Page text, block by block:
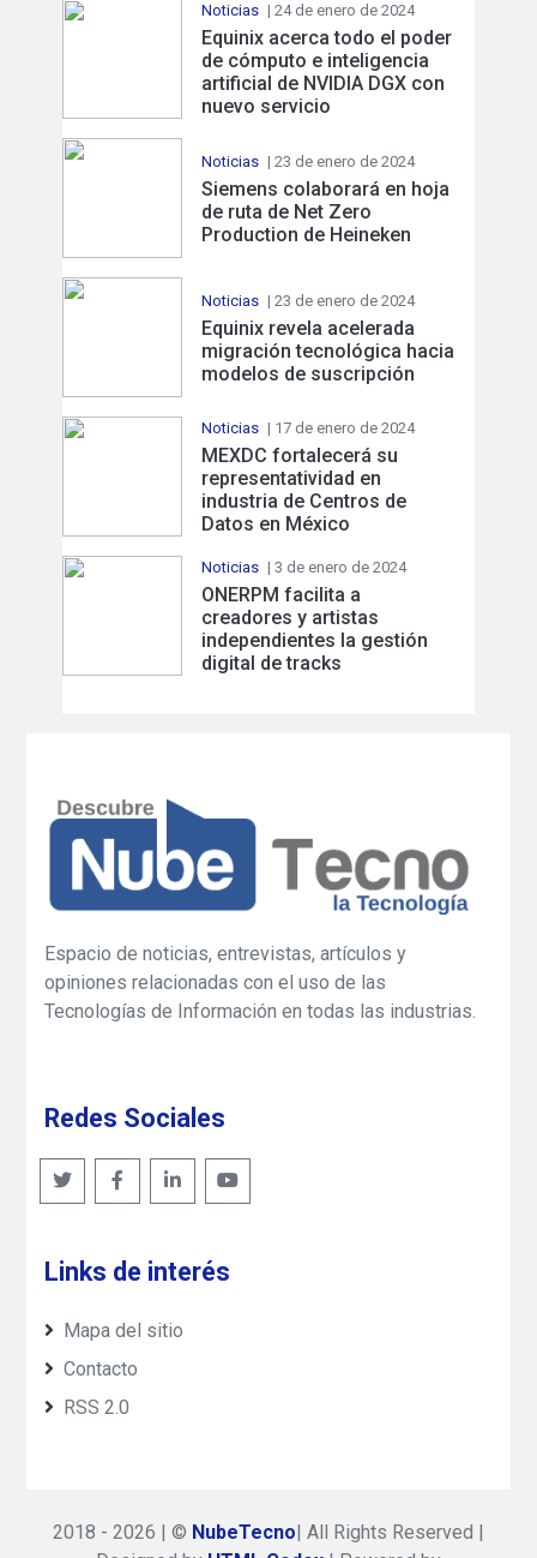
Noticias | 24 de enero de 2024
Equinix acerca todo el poder
de cómputo e inteligencia
artificial de NVIDIA DGX con
nuevo servicio
Noticias | 23 de enero de 2024
Siemens colaborará en hoja
de ruta de Net Zero
Production de Heineken
Noticias | 23 de enero de 2024
Equinix revela acelerada
migración tecnológica hacia
modelos de suscripción
Noticias | 17 de enero de 2024
MEXDC fortalecerá su
representatividad en
industria de Centros de
Datos en México
Noticias | 3 de enero de 2024
ONERPM facilita a
creadores y artistas
independientes la gestión
digital de tracks
Espacio de noticias, entrevistas, artículos y
opiniones relacionadas con el uso de las
Tecnologías de Información en todas las industrias.
Redes Sociales
Links de interés
Mapa del sitio
Contacto
RSS 2.0
2018 - 2026 | © NubeTecno| All Rights Reserved |